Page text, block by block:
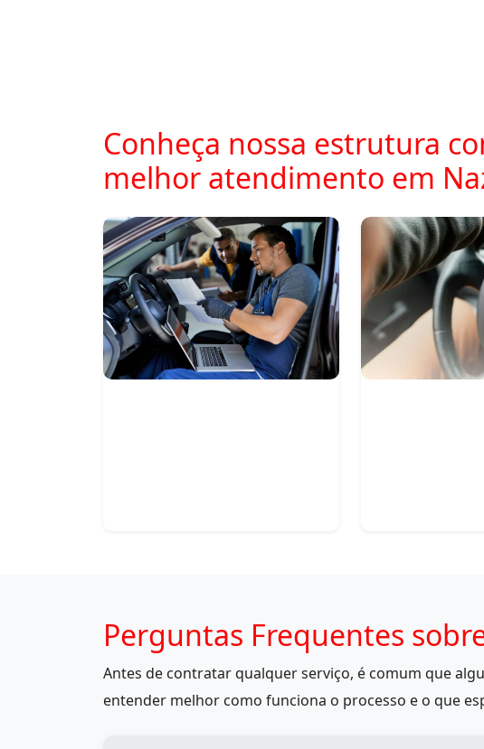
Conheça nossa estrutura
melhor atendimento em
Perguntas Frequentes
Antes de contratar qualquer serviço, é comum que
entender melhor como funciona o processo e o que